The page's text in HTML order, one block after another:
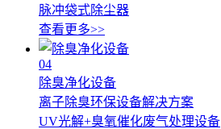
脉冲袋式除尘器
查看更多>>
04
除臭净化设备
离子除臭环保设备解决方案
UV光解+臭氧催化废气处理设备